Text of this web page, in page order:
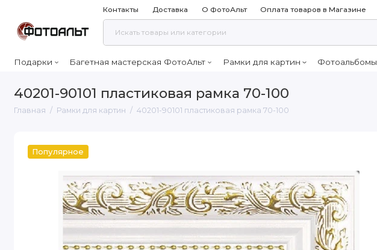
Контакты Доставка О ФотоАльт Оплата товаров в Магазине
Подарки Багетная мастерская ФотоАльт Рамки для картин Фотоальбомы
40201-90101 пластиковая рамка 70-100
Главная Рамки для картин 40201-90101 пластиковая рамка 70-100
Популярное